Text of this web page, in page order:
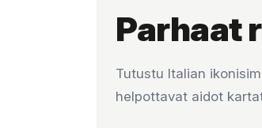
Parhaat
Tutustu Italian
helpottavat aidot